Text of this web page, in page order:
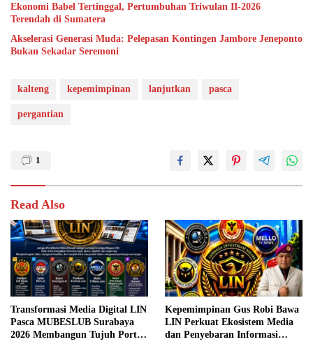
Ekonomi Babel Tertinggal, Pertumbuhan Triwulan II-2026
Terendah di Sumatera
Akselerasi Generasi Muda: Pelepasan Kontingen Jambore Jeneponto
Bukan Sekadar Seremoni
kalteng kepemimpinan lanjutkan pasca
pergantian
1
Read Also
Transformasi Media Digital LIN
Pasca MUBESLUB Surabaya
2026 Membangun Tujuh Portal
Kepemimpinan Gus Robi Bawa
LIN Perkuat Ekosistem Media
dan Penyebaran Informasi